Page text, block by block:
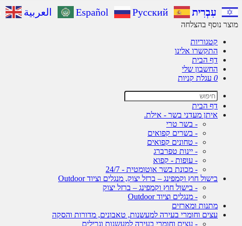
עִבְרִית Español Русский العربية
מוצר נוסף בהצלחה
קטגוריות
התקשרו אלינו
דף הבית
החשבון שלי
0 עגלת קניות
דף הבית
איתן מעדני בשר - אילת.
- בשר טרי
- בשרים קפואים
- טחונים קפואים
- יינות טפרברג
- עופות - קפוא
- מכונת בשר אוטומטית - 24/7
בישול חוץ וקמפינג – ברזל יצוק, מנגלים וציוד Outdoor
- בישול חוץ וקמפינג – ברזל יצוק
- מנגלים וציוד Outdoor
מתנות ומארזים
עצים וחומרי בעירה למעשנות, טאבונים, מדורות והסקה
- עצים וחומרי בעירה למעשנות וגרילים